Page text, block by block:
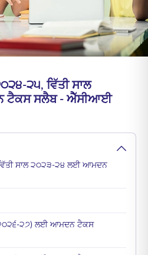
ਪ੍ਰੀਮੀਅਮ ਭਰੋ
੨੫, ਵਿੱਤੀ ਸਾਲ
ਟੈਕਸ ਸਲੈਬ - ਐੱਸੀਆਈ
ਸਾਲ ੨੦੨੩-੨੪ ਲਈ ਆਮਦਨ
੨੦੨੬-੨੭) ਲਈ ਆਮਦਨ ਟੈਕਸ